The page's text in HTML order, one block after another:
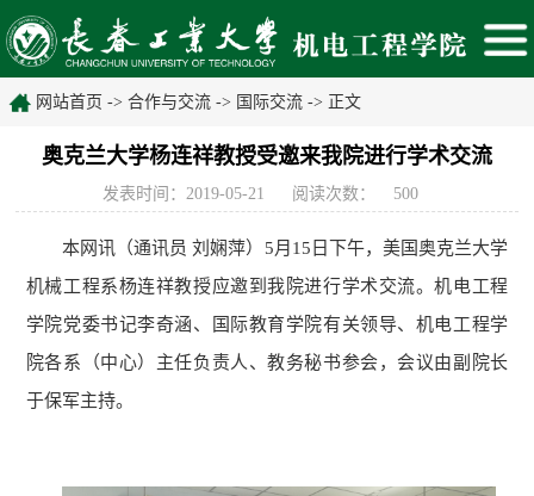
网站首页 -> 合作与交流 -> 国际交流 -> 正文
奥克兰大学杨连祥教授受邀来我院进行学术交流
发表时间：2019-05-21 阅读次数： 500
本网讯（通讯员 刘娴萍） 5月 15日下午，美国奥克兰大学
机械工程系杨连祥教授应邀到我院进行学术交流。机电工程
学院党委书记李奇涵、国际教育学院有关领导、 机电工程学
院各系（中心）主任负责人、教务秘书参会，会议由副院长
于保军主持。